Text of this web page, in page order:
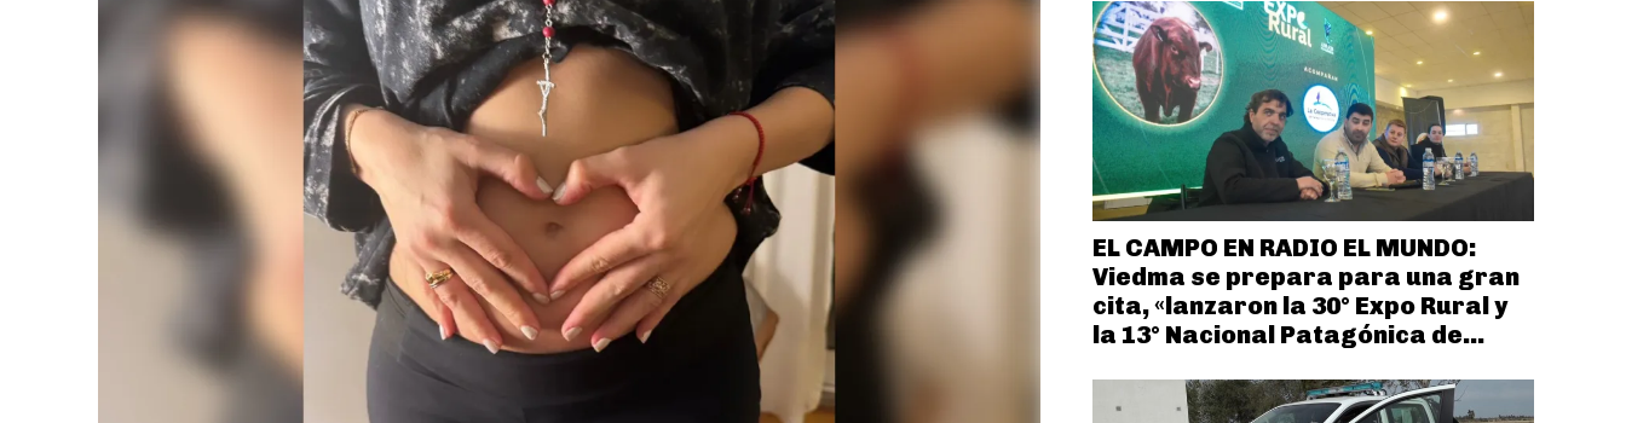
EL CAMPO EN RADIO EL MUNDO:
Viedma se prepara para una gran
cita, «lanzaron la 30° Expo Rural y
la 13° Nacional Patagónica de...